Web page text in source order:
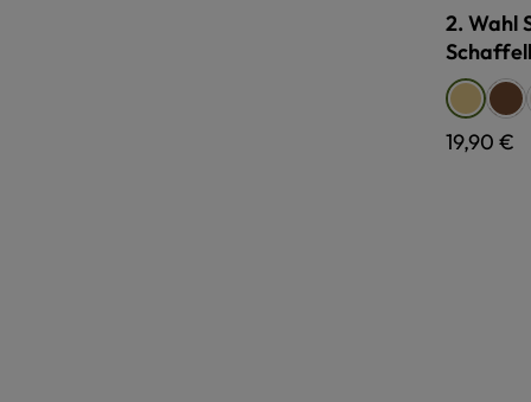
2. Wahl
Schaffell
Farbe
19,90 €